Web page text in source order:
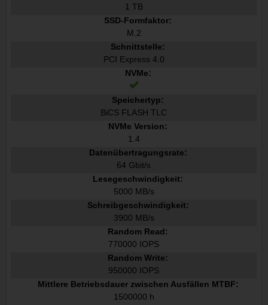
1 TB
SSD-Formfaktor:
M.2
Schnittstelle:
PCI Express 4.0
NVMe:
Speichertyp:
BiCS FLASH TLC
NVMe Version:
1.4
Datenübertragungsrate:
64 Gbit/s
Lesegeschwindigkeit:
5000 MB/s
Schreibgeschwindigkeit:
3900 MB/s
Random Read:
770000 IOPS
Random Write:
950000 IOPS
Mittlere Betriebsdauer zwischen Ausfällen MTBF:
1500000 h